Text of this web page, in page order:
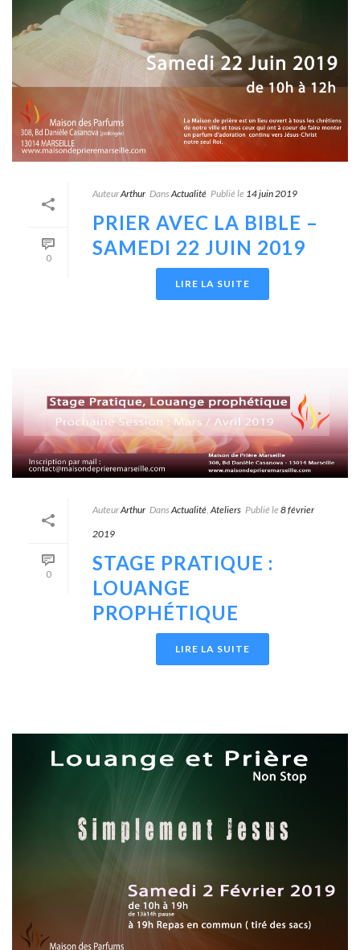
0
AuteurArthur DansActualité Publié le 14 juin 2019
PRIER AVEC LA BIBLE –
SAMEDI 22 JUIN 2019
LIRE LA SUITE
0
AuteurArthur DansActualité Ateliers Publié le 8 février
2019
STAGE PRATIQUE :
LOUANGE
PROPHÉTIQUE
LIRE LA SUITE